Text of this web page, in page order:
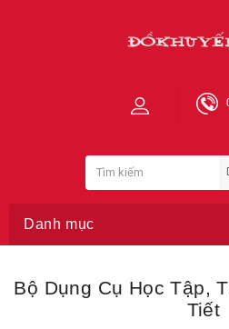
Danh mục
Bộ Dụng Cụ Học Tập,
Tiết